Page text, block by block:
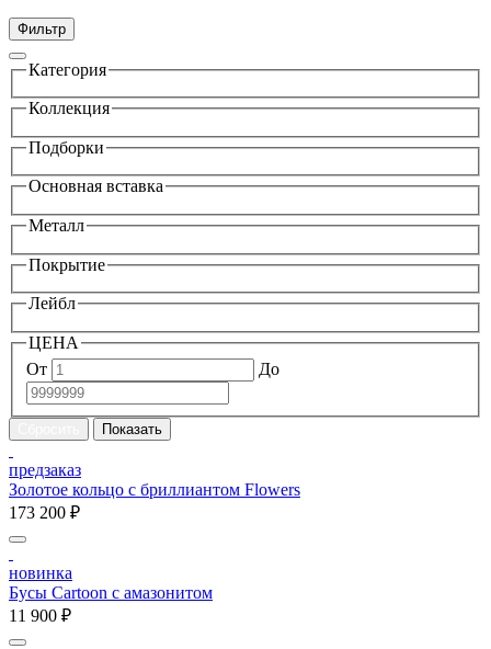
Фильтр
Категория
Коллекция
Подборки
Основная вставка
Металл
Покрытие
Лейбл
ЦЕНА
От
До
предзаказ
Золотое кольцо с бриллиантом Flowers
173 200 ₽
новинка
Бусы Cartoon с амазонитом
11 900 ₽